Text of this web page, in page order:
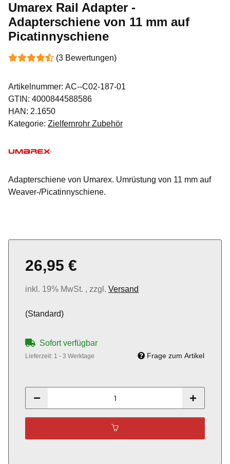
Umarex Rail Adapter -
Adapterschiene von 11 mm auf
Picatinnyschiene
(3 Bewertungen)
Artikelnummer: AC--C02-187-01
GTIN: 4000844588586
HAN: 2.1650
Kategorie: Zielfernrohr Zubehör
Adapterschiene von Umarex. Umrüstung von 11 mm auf
Weaver-/Picatinnyschiene.
26,95 €
inkl. 19% MwSt. , zzgl. Versand
(Standard)
Sofort verfügbar
Lieferzeit: 1 - 3 Werktage Frage zum Artikel